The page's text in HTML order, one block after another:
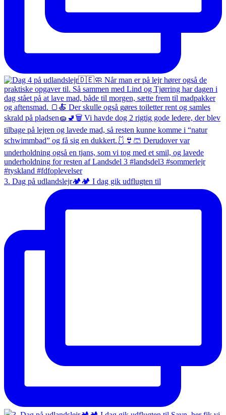
3. Dag på udlandslejr🏕️🏕️ I dag gik udflugten til